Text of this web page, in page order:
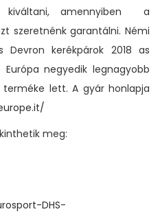
amennyiben a
szeretnénk garantálni. Némi
Devron kerékpárok 2018 as
negyedik legnagyobb
lett. A gyár honlapja
meg:
DHS-